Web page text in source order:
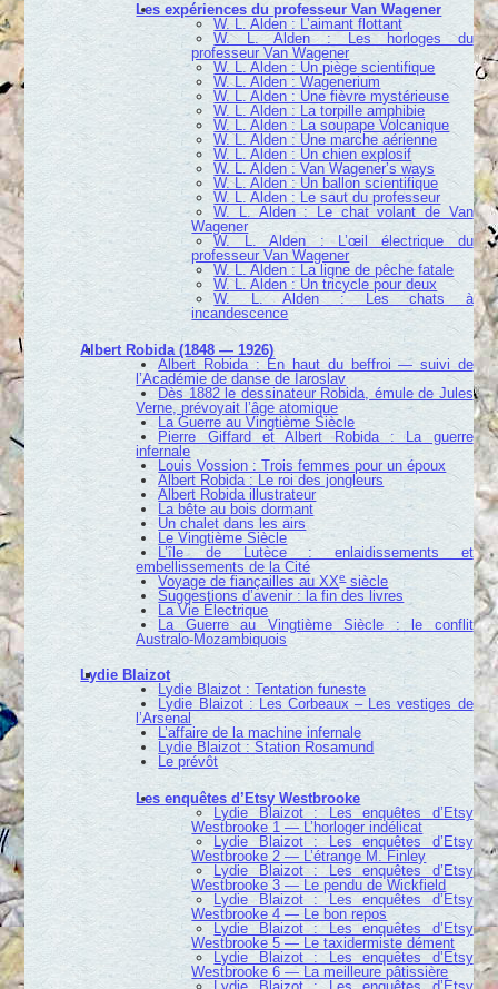
Les expériences du professeur Van Wagener
W. L. Alden : L’aimant flottant
W. L. Alden : Les horloges du
professeur Van Wagener
W. L. Alden : Un piège scientifique
W. L. Alden : Wagenerium
W. L. Alden : Une fièvre mystérieuse
W. L. Alden : La torpille amphibie
W. L. Alden : La soupape Volcanique
W. L. Alden : Une marche aérienne
W. L. Alden : Un chien explosif
W. L. Alden : Van Wagener’s ways
W. L. Alden : Un ballon scientifique
W. L. Alden : Le saut du professeur
W. L. Alden : Le chat volant de Van
Wagener
W. L. Alden : L’œil électrique du
professeur Van Wagener
W. L. Alden : La ligne de pêche fatale
W. L. Alden : Un tricycle pour deux
W. L. Alden : Les chats à
incandescence
Albert Robida (1848 — 1926)
Albert Robida : En haut du beffroi — suivi de
l’Académie de danse de Iaroslav
Dès 1882 le dessinateur Robida, émule de Jules
Verne, prévoyait l’âge atomique
La Guerre au Vingtième Siècle
Pierre Giffard et Albert Robida : La guerre
infernale
Louis Vossion : Trois femmes pour un époux
Albert Robida : Le roi des jongleurs
Albert Robida illustrateur
La bête au bois dormant
Un chalet dans les airs
Le Vingtième Siècle
L’île de Lutèce : enlaidissements et
embellissements de la Cité
Voyage de fiançailles au XXesiècle
Suggestions d’avenir : la fin des livres
La Vie Électrique
La Guerre au Vingtième Siècle : le conflit
Australo-Mozambiquois
Lydie Blaizot
Lydie Blaizot : Tentation funeste
Lydie Blaizot : Les Corbeaux – Les vestiges de
l’Arsenal
L’affaire de la machine infernale
Lydie Blaizot : Station Rosamund
Le prévôt
Les enquêtes d’Etsy Westbrooke
Lydie Blaizot : Les enquêtes d’Etsy
Westbrooke 1 — L’horloger indélicat
Lydie Blaizot : Les enquêtes d’Etsy
Westbrooke 2 — L’étrange M. Finley
Lydie Blaizot : Les enquêtes d’Etsy
Westbrooke 3 — Le pendu de Wickfield
Lydie Blaizot : Les enquêtes d’Etsy
Westbrooke 4 — Le bon repos
Lydie Blaizot : Les enquêtes d’Etsy
Westbrooke 5 — Le taxidermiste dément
Lydie Blaizot : Les enquêtes d’Etsy
Westbrooke 6 — La meilleure pâtissière